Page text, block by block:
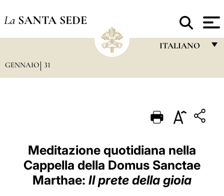
La SANTA SEDE
ITALIANO
PORTUGUÊS
ESPAÑOL
DEUTSCH
POLSKI
GENNAIO 31
Meditazione quotidiana nella
Cappella della Domus Sanctae
Marthae: Il prete della gioia